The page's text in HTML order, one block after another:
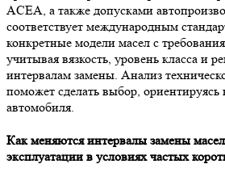
ACEA, а также допусками
соответствует международным
конкретные модели масел с
учитывая вязкость, уровень класса и
интервалам замены. Анализ
поможет сделать выбор, ориентируясь
автомобиля.
Как меняются интервалы замены
эксплуатации в условиях частых